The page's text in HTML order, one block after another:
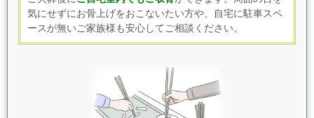
気にせずにお骨上げをおこないたい方や、自宅に駐車スペ
ースが無いご家族様も安心してご相談ください。